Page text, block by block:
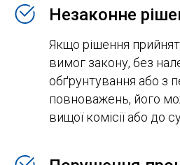
Незаконне
Якщо рішення
вимог закону, без
обґрунтування або з
повноважень, його
вищої комісії або до